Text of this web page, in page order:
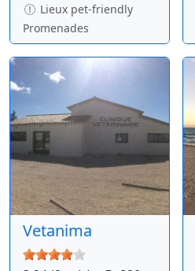
Lieux pet-friendly
Promenades
Vetanima